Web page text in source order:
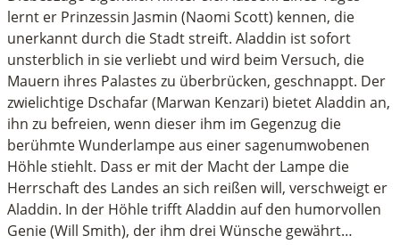
lernt er Prinzessin Jasmin (Naomi Scott) kennen, die
unerkannt durch die Stadt streift. Aladdin ist sofort
unsterblich in sie verliebt und wird beim Versuch, die
Mauern ihres Palastes zu überbrücken, geschnappt. Der
zwielichtige Dschafar (Marwan Kenzari) bietet Aladdin an,
ihn zu befreien, wenn dieser ihm im Gegenzug die
berühmte Wunderlampe aus einer sagenumwobenen
Höhle stiehlt. Dass er mit der Macht der Lampe die
Herrschaft des Landes an sich reißen will, verschweigt er
Aladdin. In der Höhle trifft Aladdin auf den humorvollen
Genie (Will Smith), der ihm drei Wünsche gewährt…